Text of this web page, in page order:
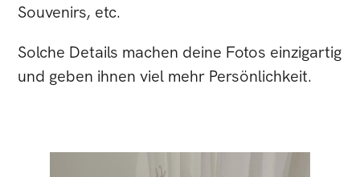
Souvenirs, etc.
Solche Details machen deine Fotos einzigartig
und geben ihnen viel mehr Persönlichkeit.